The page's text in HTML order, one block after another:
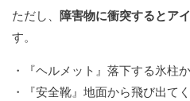
ただし、 障害物に衝突するとア
す。
・『ヘルメット』落下する氷柱
・『安全靴』地面から飛び出て